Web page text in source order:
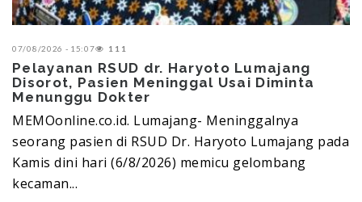
07/08/2026 - 15:07 111
Pelayanan RSUD dr. Haryoto Lumajang
Disorot, Pasien Meninggal Usai Diminta
Menunggu Dokter
MEMOonline.co.id. Lumajang-‎ Meninggalnya
seorang pasien di RSUD Dr. Haryoto Lumajang pada
Kamis dini hari (6/8/2026) memicu gelombang
kecaman...